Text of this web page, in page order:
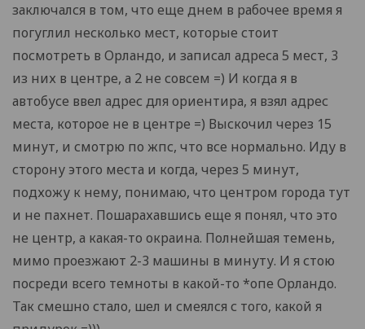
заключался в том, что еще днем в рабочее время я
погуглил несколько мест, которые стоит
посмотреть в Орландо, и записал адреса 5 мест, 3
из них в центре, а 2 не совсем =) И когда я в
автобусе ввел адрес для ориентира, я взял адрес
места, которое не в центре =) Выскочил через 15
минут, и смотрю по жпс, что все нормально. Иду в
сторону этого места и когда, через 5 минут,
подхожу к нему, понимаю, что центром города тут
и не пахнет. Пошарахавшись еще я понял, что это
не центр, а какая-то окраина. Полнейшая темень,
мимо проезжают 2-3 машины в минуту. И я стою
посреди всего темноты в какой-то *опе Орландо.
Так смешно стало, шел и смеялся с того, какой я